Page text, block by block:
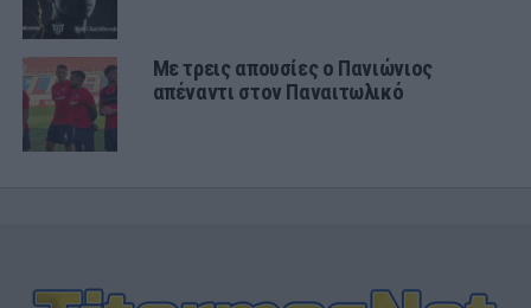
Με τρεις απουσίες ο Πανιώνιος
απέναντι στον Παναιτωλικό